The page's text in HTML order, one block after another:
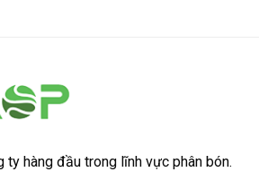
ty hàng đầu trong lĩnh vực phân bón.